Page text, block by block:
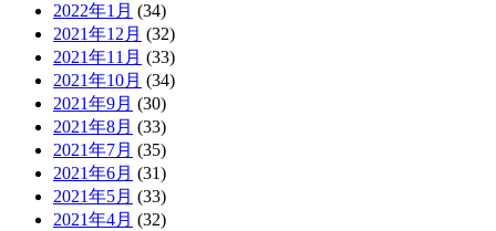
2022年1月 (34)
2021年12月 (32)
2021年11月 (33)
2021年10月 (34)
2021年9月 (30)
2021年8月 (33)
2021年7月 (35)
2021年6月 (31)
2021年5月 (33)
2021年4月 (32)